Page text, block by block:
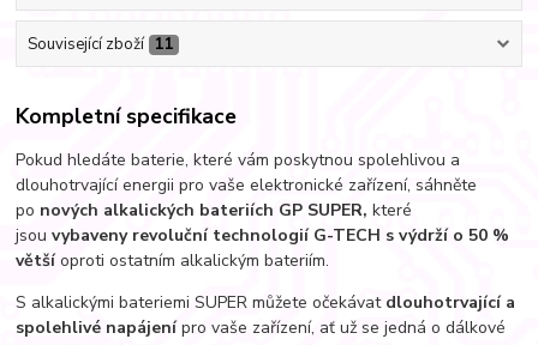
Související zboží 11
Kompletní specifikace
Pokud hledáte baterie, které vám poskytnou spolehlivou a
dlouhotrvající energii pro vaše elektronické zařízení, sáhněte
po nových alkalických bateriích GP SUPER, které
jsouvybaveny revoluční technologií G-TECH s výdrží o 50 %
většíoproti ostatním alkalickým bateriím.
S alkalickými bateriemi SUPER můžete očekávat dlouhotrvající a
spolehlivé napájenípro vaše zařízení, ať už se jedná o dálkové